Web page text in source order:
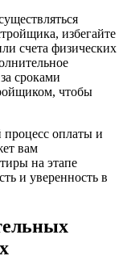
избегайте
счета физических
сроками
чтобы
оплаты и
вам
на этапе
и уверенность в